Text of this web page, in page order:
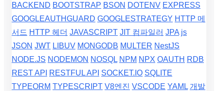
BACKEND BOOTSTRAP BSON DOTENV EXPRESS
GOOGLEAUTHGUARD GOOGLESTRATEGY HTTP 메
서드 HTTP 헤더 JAVASCRIPT JIT 컴파일러 JPA js
JSON JWT LIBUV MONGODB MULTER NestJS
NODE.JS NODEMON NOSQL NPM NPX OAUTH RDB
REST API
RESTFUL API SOCKET.IO SQLITE
TYPEORM TYPESCRIPT V8엔진 VSCODE YAML 개발